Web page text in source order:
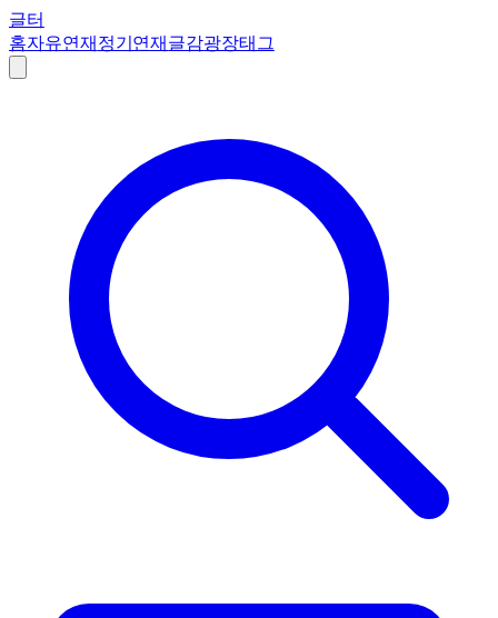
글터
홈자유연재 정기연재 글감광장태그